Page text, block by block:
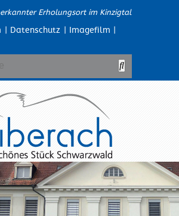
Erholungsort im Kinzigtal
| Datenschutz | Imagefilm |